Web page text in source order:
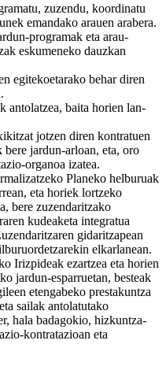
zuzendu, koordinatu
emandako arauen arabera.
programak eta arau-
eskumeneko dauzkan
egitekoetarako behar diren
antolatzea, baita horien lan-
jotzen diren kontratuen
bere jardun-arloan, eta, oro
organoa izatea.
Planeko helburuak
eta horiek lortzeko
bere zuzendaritzako
kudeaketa integratua
gidaritzapean
elkarlanean.
Irizpideak ezartzea eta horien
jardun-esparruetan, besteak
etengabeko prestakuntza
sailak antolatutako
hala badagokio, hizkuntza-
kontratazioan eta